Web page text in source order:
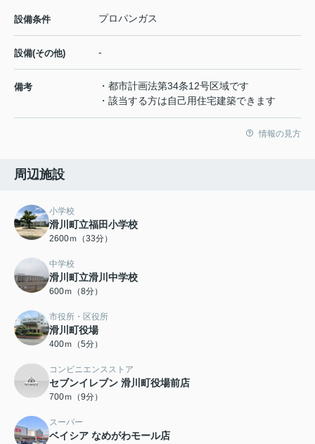
設備条件 プロパンガス
設備(その他) -
備考
・都市計画法第34条12号区域です
・該当する方は自己用住宅建築できます
情報の見方
周辺施設
小学校
滑川町立福田小学校
2600ｍ（33分）
中学校
滑川町立滑川中学校
600ｍ（8分）
市役所・区役所
滑川町役場
400ｍ（5分）
コンビニエンスストア
セブンイレブン 滑川町役場前店
700ｍ（9分）
スーパー
ベイシア なめがわモール店